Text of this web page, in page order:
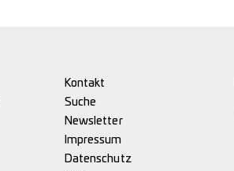
Kontakt
Suche
Newsletter
Impressum
Datenschutz